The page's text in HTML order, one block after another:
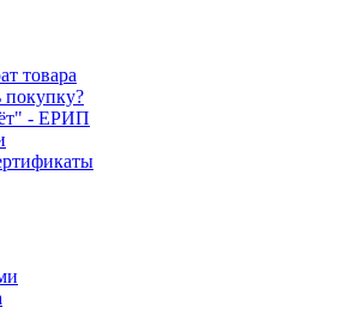
товара
покупку?
- ЕРИП